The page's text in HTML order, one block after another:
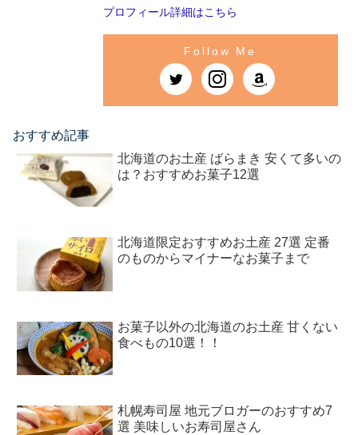
プロフィール詳細はこちら
おすすめ記事
北海道のお土産 ばらまき 安くて多いの
は？おすすめお菓子12選
北海道限定おすすめお土産 27選 定番
のものからマイナーなお菓子まで
お菓子以外の北海道のお土産 甘くない
食べもの10選！！
札幌寿司屋 地元ブロガーのおすすめ7
選 美味しいお寿司屋さん